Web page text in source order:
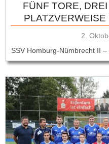
FÜNF TORE,
2.
SSV Homburg-Nümbrecht II